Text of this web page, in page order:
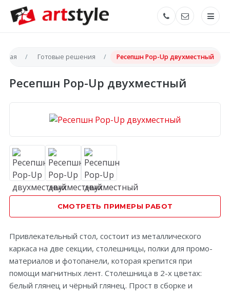
Готовые решения Ресепшн Pop-Up двухместный
Ресепшн Pop-Up двухместный
СМОТРЕТЬ ПРИМЕРЫ РАБОТ
Привлекательный стол, состоит из металлического
каркаса на две секции, столешницы, полки для промо-
материалов и фотопанели, которая крепится при
помощи магнитных лент. Столешница в 2-х цветах:
белый глянец и чёрный глянец. Прост в сборке и